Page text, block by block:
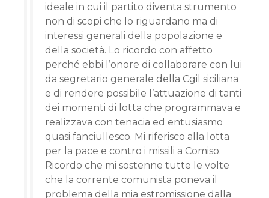
ideale in cui il partito diventa strumento
non di scopi che lo riguardano ma di
interessi generali della popolazione e
della società. Lo ricordo con affetto
perché ebbi l’onore di collaborare con lui
da segretario generale della Cgil siciliana
e di rendere possibile l’attuazione di tanti
dei momenti di lotta che programmava e
realizzava con tenacia ed entusiasmo
quasi fanciullesco. Mi riferisco alla lotta
per la pace e contro i missili a Comiso.
Ricordo che mi sostenne tutte le volte
che la corrente comunista poneva il
problema della mia estromissione dalla